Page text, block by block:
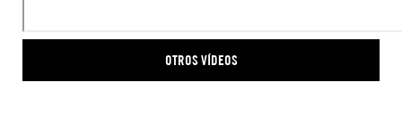
OTROS VÍDEOS